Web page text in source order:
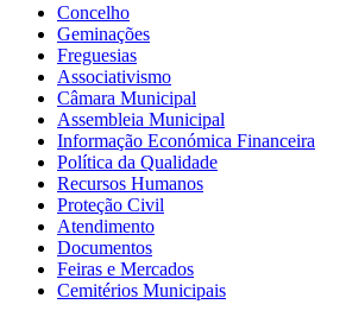
Concelho
Geminações
Freguesias
Associativismo
Câmara Municipal
Assembleia Municipal
Informação Económica Financeira
Política da Qualidade
Recursos Humanos
Proteção Civil
Atendimento
Documentos
Feiras e Mercados
Cemitérios Municipais